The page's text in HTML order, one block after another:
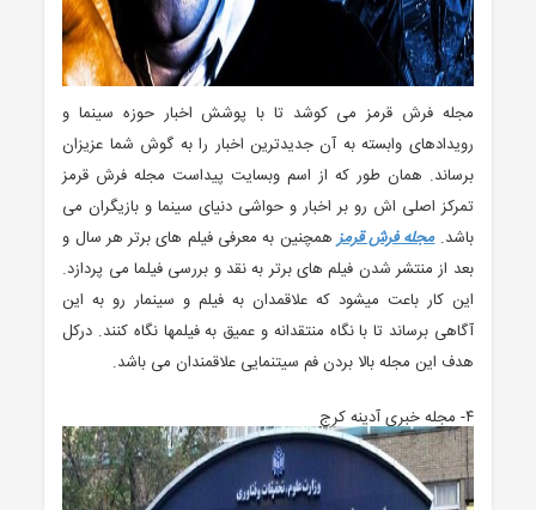
مجله فرش قرمز می کوشد تا با پوشش اخبار حوزه سینما و
رویدادهای وابسته به آن جدیدترین اخبار را به گوش شما عزیزان
برساند. همان طور که از اسم وبسایت پیداست مجله فرش قرمز
تمرکز اصلی اش رو بر اخبار و حواشی دنیای سینما و بازیگران می
باشد.مجله فرش قرمزهمچنین به معرفی فیلم های برتر هر سال و
بعد از منتشر شدن فیلم های برتر به نقد و بررسی فیلما می پردازد.
این کار باعت میشود که علاقمدان به فیلم و سینمار رو به این
آگاهی برساند تا با نگاه منتقدانه و عمیق به فیلمها نگاه کنند. درکل
هدف این مجله بالا بردن فم سیتنمایی علاقمندان می باشد.
۴- مجله خبری آدینه کرج